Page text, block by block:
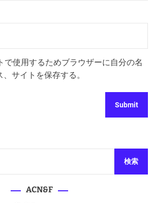
で使用するためブラウザーに自分の名
サイトを保存する。
ACN&F